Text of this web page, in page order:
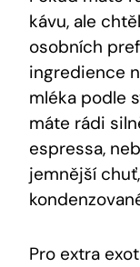
kávu, ale
osobních
ingredience
mléka podle
máte rádi
espressa,
jemnější
Pro extra